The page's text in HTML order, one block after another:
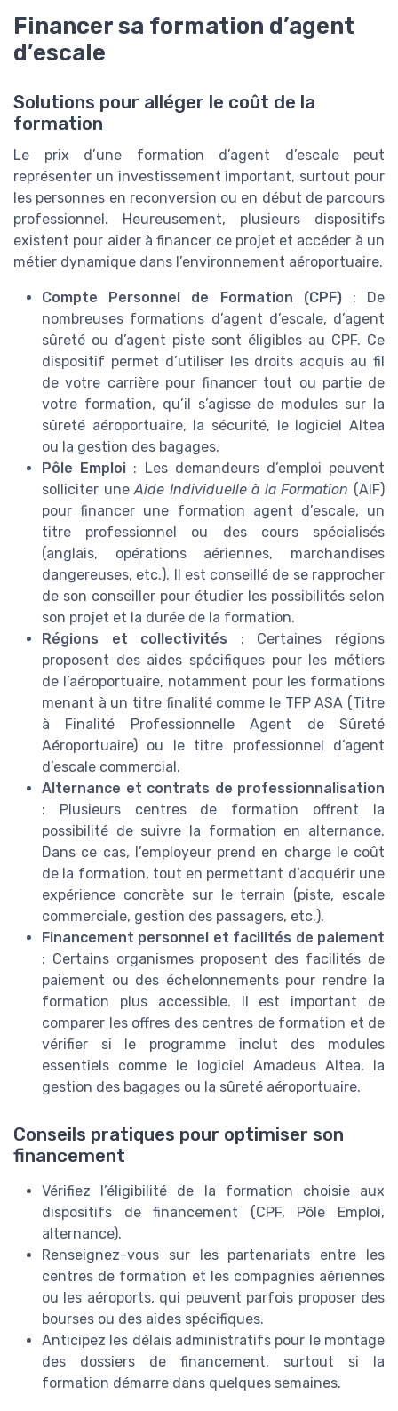
Financer sa formation d’agent
d’escale
Solutions pour alléger le coût de la
formation
Le prix d’une formation d’agent d’escale peut
représenter un investissement important, surtout pour
les personnes en reconversion ou en début de parcours
professionnel. Heureusement, plusieurs dispositifs
existent pour aider à financer ce projet et accéder à un
métier dynamique dans l’environnement aéroportuaire.
Compte Personnel de Formation (CPF): De
nombreuses formations d’agent d’escale, d’agent
sûreté ou d’agent piste sont éligibles au CPF. Ce
dispositif permet d’utiliser les droits acquis au fil
de votre carrière pour financer tout ou partie de
votre formation, qu’il s’agisse de modules sur la
sûreté aéroportuaire, la sécurité, le logiciel Altea
ou la gestion des bagages.
Pôle Emploi : Les demandeurs d’emploi peuvent
solliciter uneAide Individuelle à la Formation (AIF)
pour financer une formation agent d’escale, un
titre professionnel ou des cours spécialisés
(anglais, opérations aériennes, marchandises
dangereuses, etc.). Il est conseillé de se rapprocher
de son conseiller pour étudier les possibilités selon
son projet et la durée de la formation.
Régions et collectivités : Certaines régions
proposent des aides spécifiques pour les métiers
de l’aéroportuaire, notamment pour les formations
menant à un titre finalité comme le TFP ASA (Titre
à Finalité Professionnelle Agent de Sûreté
Aéroportuaire) ou le titre professionnel d’agent
d’escale commercial.
Alternance et contrats de professionnalisation
: Plusieurs centres de formation offrent la
possibilité de suivre la formation en alternance.
Dans ce cas, l’employeur prend en charge le coût
de la formation, tout en permettant d’acquérir une
expérience concrète sur le terrain (piste, escale
commerciale, gestion des passagers, etc.).
Financement personnel et facilités de paiement
: Certains organismes proposent des facilités de
paiement ou des échelonnements pour rendre la
formation plus accessible. Il est important de
comparer les offres des centres de formation et de
vérifier si le programme inclut des modules
essentiels comme le logiciel Amadeus Altea, la
gestion des bagages ou la sûreté aéroportuaire.
Conseils pratiques pour optimiser son
financement
Vérifiez l’éligibilité de la formation choisie aux
dispositifs de financement (CPF, Pôle Emploi,
alternance).
Renseignez-vous sur les partenariats entre les
centres de formation et les compagnies aériennes
ou les aéroports, qui peuvent parfois proposer des
bourses ou des aides spécifiques.
Anticipez les délais administratifs pour le montage
des dossiers de financement, surtout si la
formation démarre dans quelques semaines.